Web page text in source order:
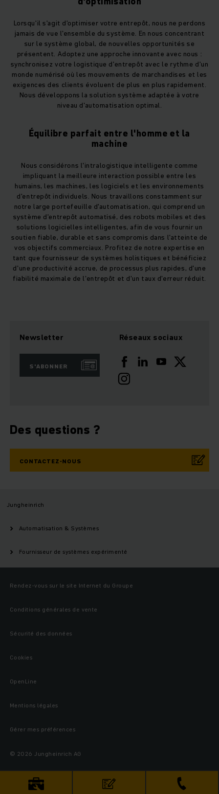
Lorsqu'il s'agit d'optimiser votre entrepôt, nous ne perdons
jamais de vue l'ensemble du système. En nous concentrant
sur le système global, de nouvelles opportunités se
présentent. Adoptez une approche innovante avec nous :
synchronisez votre logistique d'entrepôt avec le rythme d'un
monde numérisé où les mouvements de marchandises et les
exigences des clients évoluent de plus en plus rapidement.
Nous développons la solution système adaptée à votre
niveau d'automatisation optimal.
Équilibre parfait entre l'homme et la
machine
Nous considérons l'intralogistique intelligente comme
impliquant la meilleure interaction possible entre les
humains, les machines, les logiciels et les environnements
d'entrepôt individuels. Nous travaillons constamment sur
notre large portefeuille d'automatisation, qui comprend un
système d'entrepôt automatisé, des robots mobiles et des
solutions logicielles intelligentes, afin de vous fournir un
soutien fiable, durable et sans compromis dans l'atteinte de
vos objectifs commerciaux. Profitez de notre expertise en
tant que fournisseur de systèmes holistiques et bénéficiez
d'une productivité accrue, de processus plus rapides, d'une
fiabilité maximale de l'entrepôt et d'un taux d'erreur réduit.
Newsletter
S'ABONNER
Réseaux sociaux
Des questions ?
CONTACTEZ-NOUS
Jungheinrich
Automatisation & Systèmes
Fournisseur de systèmes expérimenté
Rendez-vous sur le site Internet du Groupe
Conditions générales de vente
Sécurité des données
Cookies
OpenLine
Mentions légales
Gérer mes préférences
© 2026 Jungheinrich AG